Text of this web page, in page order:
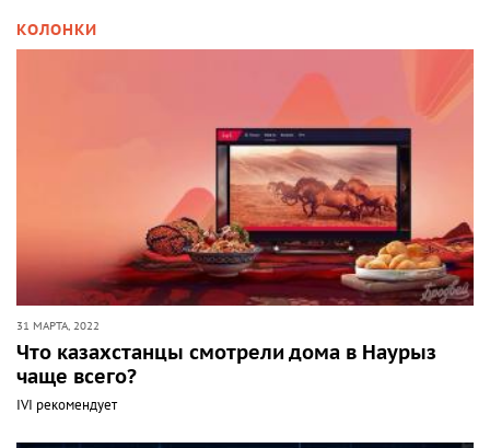
КОЛОНКИ
31 МАРТА, 2022
Что казахстанцы смотрели дома в Наурыз
чаще всего?
IVI рекомендует